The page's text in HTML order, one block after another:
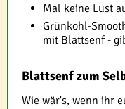
Mal keine Lust
Grünkohl-
mit Blattsenf -
Blattsenf zum
Wie wär's, wenn ihr